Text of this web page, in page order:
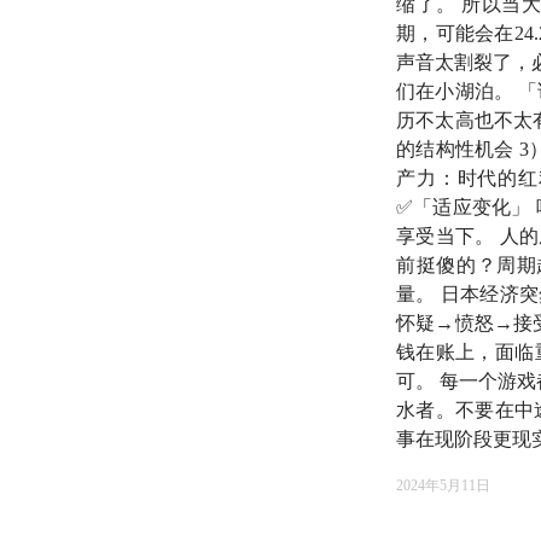
听完这期节目，相
当你摸清标准中国
需求是什么，或许
🍻 本期嘉宾
温义飞：财经作家
杨天楠 ：楼市专家
🔦 时间轴
引子
00:18这期的内容
缩了。 所以当
期，可能会在
声音太割裂了，
们在小湖泊。
历不太高也不太
的结构性机会 3
产力：时代的
✅「适应变化」
享受当下。 人
前挺傻的？周
量。 日本经济
怀疑→愤怒→接
钱在账上，面临
可。 每一个游
水者。不要在中
事在现阶段更现
2024年5月11日